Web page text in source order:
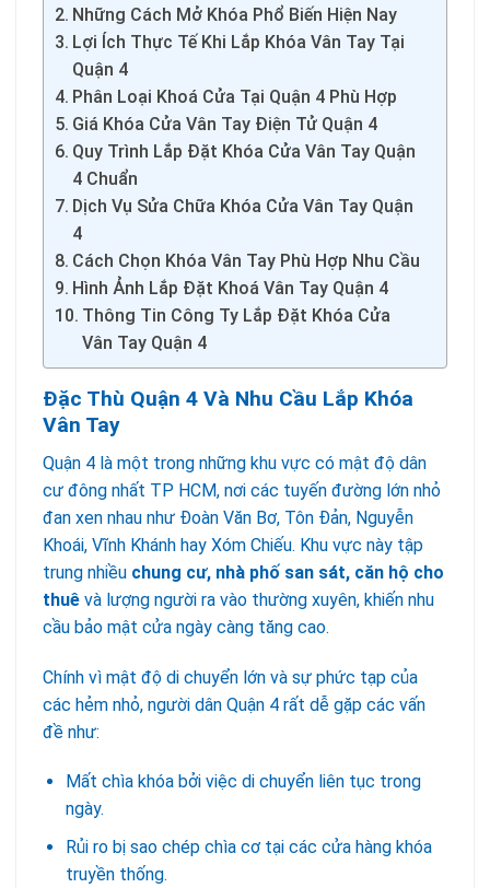
Những Cách Mở Khóa Phổ Biến Hiện Nay
Lợi Ích Thực Tế Khi Lắp Khóa Vân Tay Tại
Quận 4
Phân Loại Khoá Cửa Tại Quận 4 Phù Hợp
Giá Khóa Cửa Vân Tay Điện Tử Quận 4
Quy Trình Lắp Đặt Khóa Cửa Vân Tay Quận
4 Chuẩn
Dịch Vụ Sửa Chữa Khóa Cửa Vân Tay Quận
4
Cách Chọn Khóa Vân Tay Phù Hợp Nhu Cầu
Hình Ảnh Lắp Đặt Khoá Vân Tay Quận 4
Thông Tin Công Ty Lắp Đặt Khóa Cửa
Vân Tay Quận 4
Đặc Thù Quận 4 Và Nhu Cầu Lắp Khóa
Vân Tay
Quận 4 là một trong những khu vực có mật độ dân
cư đông nhất TP HCM, nơi các tuyến đường lớn nhỏ
đan xen nhau như Đoàn Văn Bơ, Tôn Đản, Nguyễn
Khoái, Vĩnh Khánh hay Xóm Chiếu. Khu vực này tập
trung nhiều chung cư, nhà phố san sát, căn hộ cho
thuê và lượng người ra vào thường xuyên, khiến nhu
cầu bảo mật cửa ngày càng tăng cao.
Chính vì mật độ di chuyển lớn và sự phức tạp của
các hẻm nhỏ, người dân Quận 4 rất dễ gặp các vấn
đề như:
Mất chìa khóa bởi việc di chuyển liên tục trong
ngày.
Rủi ro bị sao chép chìa cơ tại các cửa hàng khóa
truyền thống.